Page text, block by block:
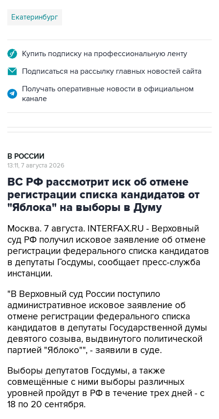
Екатеринбург
Купить подписку на профессиональную ленту
Подписаться на рассылку главных новостей сайта
Получать оперативные новости в официальном
канале
В РОССИИ
13:11, 7 августа 2026
ВС РФ рассмотрит иск об отмене
регистрации списка кандидатов от
"Яблока" на выборы в Думу
Москва. 7 августа. INTERFAX.RU - Верховный
суд РФ получил исковое заявление об отмене
регистрации федерального списка кандидатов
в депутаты Госдумы, сообщает пресс-служба
инстанции.
"В Верховный суд России поступило
административное исковое заявление об
отмене регистрации федерального списка
кандидатов в депутаты Государственной думы
девятого созыва, выдвинутого политической
партией "Яблоко"", - заявили в суде.
Выборы депутатов Госдумы, а также
совмещённые с ними выборы различных
уровней пройдут в РФ в течение трех дней - с
18 по 20 сентября.